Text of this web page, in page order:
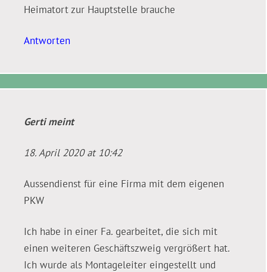
Heimatort zur Hauptstelle brauche
Antworten
Gertimeint
18. April 2020 at 10:42
Aussendienst für eine Firma mit dem eigenen
PKW
Ich habe in einer Fa. gearbeitet, die sich mit
einen weiteren Geschäftszweig vergrößert hat.
Ich wurde als Montageleiter eingestellt und